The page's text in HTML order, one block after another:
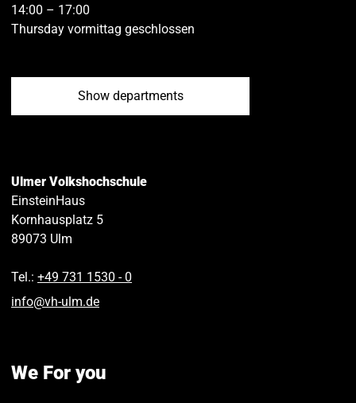
14:00 – 17:00
Thursday vormittag geschlossen
Show departments
Ulmer Volkshochschule
EinsteinHaus
Kornhausplatz 5
89073 Ulm
Tel.: +49 731 1530 ‑ 0
info@vh-ulm.de
We For you